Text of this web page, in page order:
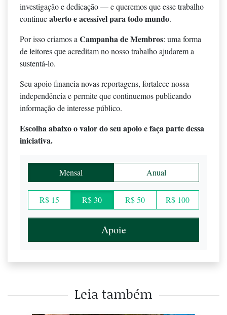
investigação e dedicação — e queremos que esse trabalho
continueaberto e acessível para todo mundo.
Por isso criamos a Campanha de Membros: uma forma
de leitores que acreditam no nosso trabalho ajudarem a
sustentá-lo.
Seu apoio financia novas reportagens, fortalece nossa
independência e permite que continuemos publicando
informação de interesse público.
Escolha abaixo o valor do seu apoio e faça parte dessa
iniciativa.
Mensal Anual
R$ 15 R$ 30 R$ 50 R$ 100
Apoie
Leia também